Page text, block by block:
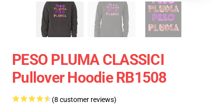
PESO PLUMA CLASSICI
Pullover Hoodie RB1508
(8 customer reviews)